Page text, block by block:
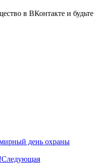
в ВКонтакте и будьте
день охраны
Следующая